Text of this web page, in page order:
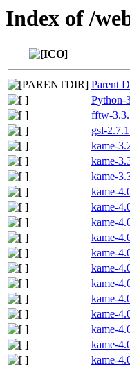
Index of /
Parent
Python-
fftw-
gsl-
kame-
kame-
kame-
kame-
kame-
kame-
kame-
kame-
kame-
kame-
kame-
kame-
kame-
kame-
kame-